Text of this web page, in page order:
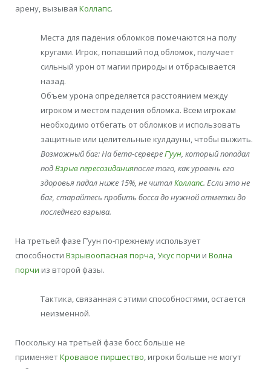
арену, вызывая Коллапс.
Места для падения обломков помечаются на полу
кругами. Игрок, попавший под обломок, получает
сильный урон от магии природы и отбрасывается
назад.
Объем урона определяется расстоянием между
игроком и местом падения обломка. Всем игрокам
необходимо отбегать от обломков и использовать
защитные или целительные кулдауны, чтобы выжить.
Возможный баг: На бета-сервереГ’уун, который попадал
подВзрыв пересозиданияпосле того, как уровень его
здоровья падал ниже 15%, не читалКоллапс. Если это не
баг, старайтесь пробить босса до нужной отметки до
последнего взрыва.
На третьей фазе Г’уун по-прежнему использует
способности Взрывоопасная порча,Укус порчи и Волна
порчи из второй фазы.
Тактика, связанная с этими способностями, остается
неизменной.
Поскольку на третьей фазе босс больше не
применяетКровавое пиршество, игроки больше не могут